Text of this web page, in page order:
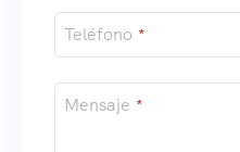
Teléfono *
Mensaje *